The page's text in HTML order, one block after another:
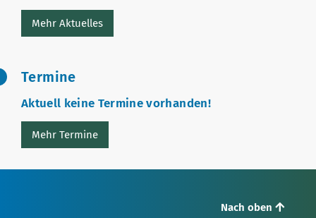
Mehr Aktuelles
Termine
Aktuell keine Termine vorhanden!
Mehr Termine
Nach oben